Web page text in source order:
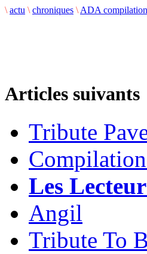
\ actu \ chroniques \ ADA
Articles suivants
Tribute
Les
Angil
Tribute To